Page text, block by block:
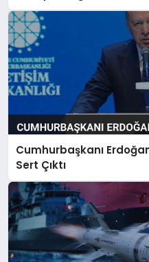
Cumhurbaşkanı
Sert Çıktı